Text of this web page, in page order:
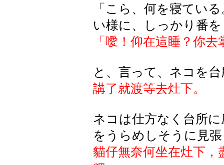
「 こら 、何を寝ている
い様に、しっかり番
「噯！仰在這睡？你
と、言って、ネコを
講了就渡等去灶下。
ネコは仕方なく台所
をうらめしそうに見
貓仔無奈何坐在灶下，